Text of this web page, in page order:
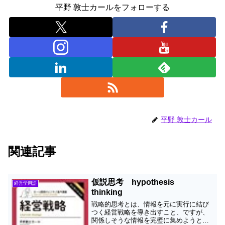
平野 敦士カールをフォローする
平野 敦士カール
関連記事
経営学用語
仮説思考 hypothesis
thinking
戦略的思考とは、情報を元に実行に結び
つく経営戦略を導き出すこと、ですが、
関係しそうな情報を完璧に集めようとし